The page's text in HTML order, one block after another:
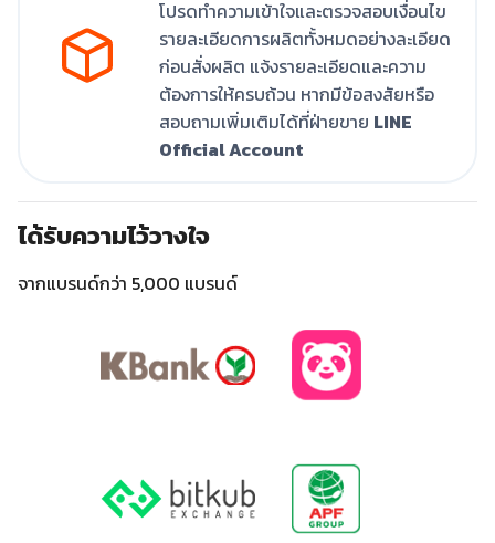
โปรดทำความเข้าใจและตรวจสอบเงื่อนไข
รายละเอียดการผลิตทั้งหมดอย่างละเอียด
ก่อนสั่งผลิต แจ้งรายละเอียดและความ
ต้องการให้ครบถ้วน หากมีข้อสงสัยหรือ
สอบถามเพิ่มเติมได้ที่ฝ่ายขาย LINE
Official Account
ได้รับความไว้วางใจ
จากแบรนด์กว่า 5,000 แบรนด์